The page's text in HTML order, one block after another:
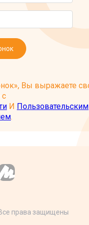
Вы выражаете
с
И Пользовательским
.
права защищены